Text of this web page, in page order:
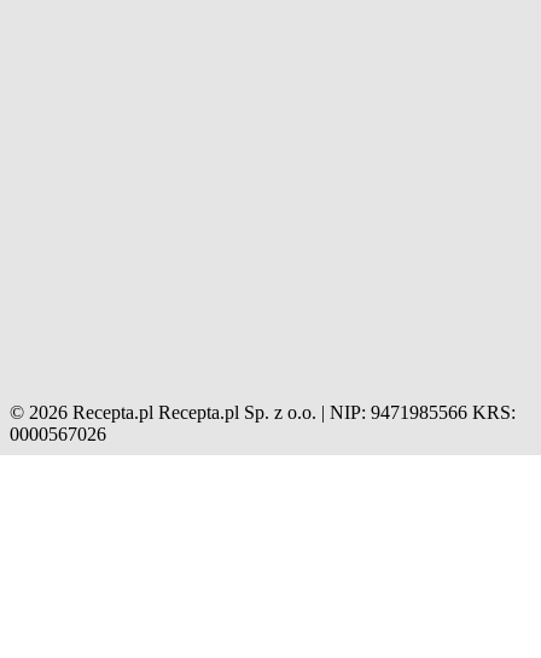
© 2026 Recepta.pl Recepta.pl Sp. z o.o. | NIP: 9471985566 KRS:
0000567026